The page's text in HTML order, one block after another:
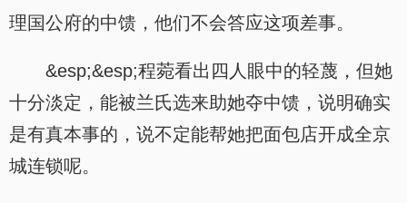
理国公府的中馈，他们不会答应这项差事。
&esp;&esp;程菀看出四人眼中的轻蔑，但她
十分淡定，能被兰氏选来助她夺中馈，说明确实
是有真本事的，说不定能帮她把面包店开成全京
城连锁呢。